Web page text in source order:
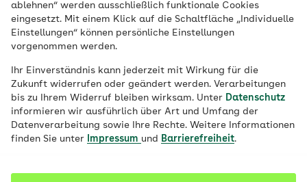
ablehnen“ werden ausschließlich funktionale Cookies
eingesetzt. Mit einem Klick auf die Schaltfläche „Individuelle
Einstellungen“ können persönliche Einstellungen
vorgenommen werden.
Ihr Einverständnis kann jederzeit mit Wirkung für die
Zukunft widerrufen oder geändert werden. Verarbeitungen
bis zu Ihrem Widerruf bleiben wirksam. Unter Datenschutz
informieren wir ausführlich über Art und Umfang der
Datenverarbeitung sowie Ihre Rechte. Weitere Informationen
finden Sie unter
Impressum und Barrierefreiheit.
deftigen Speisen. Doch ob roh oder
gekocht, in der Lasagne oder als Zutat
einer vegetarischen Bowl: Er ist äußerst
wandlungsfähig und lässt sich in vielen
Variationen zubereiten. Was macht
Rotkohl so gesund?